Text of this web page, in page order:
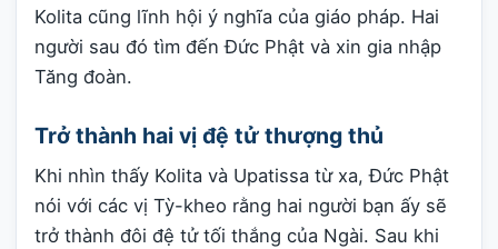
Kolita cũng lĩnh hội ý nghĩa của giáo pháp. Hai
người sau đó tìm đến Đức Phật và xin gia nhập
Tăng đoàn.
Trở thành hai vị đệ tử thượng thủ
Khi nhìn thấy Kolita và Upatissa từ xa, Đức Phật
nói với các vị Tỳ-kheo rằng hai người bạn ấy sẽ
trở thành đôi đệ tử tối thắng của Ngài. Sau khi